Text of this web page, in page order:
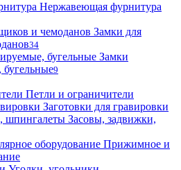
Нержавеющая фурнитура
Замки для
34
Замки
бугельные9
Петли и ограничители
Заготовки для гравировки
Засовы, задвижки,
Прижимное и